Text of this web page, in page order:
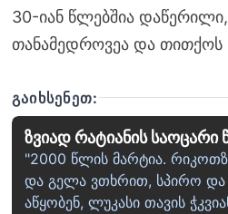
30-იან წლებშია
თანამედროვეა და თითქოს
ᲒᲐᲘᲮᲡᲔᲜᲔᲗ:
ზვიად რატიანის საოცარი
"2000 წლის მარტია.
და გელა ვთხრით, სპირო და
აწყობენ, ლუკასი თავის